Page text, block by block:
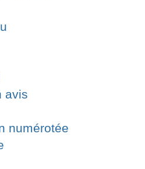
avis
numérotée